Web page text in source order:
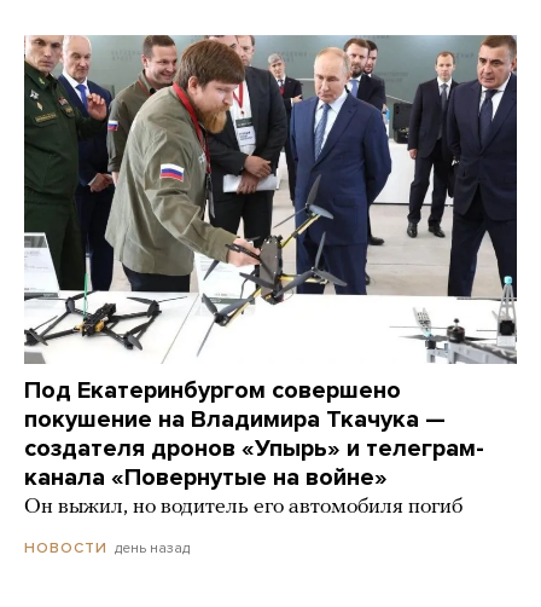
Под Екатеринбургом совершено
покушение на Владимира Ткачука —
создателя дронов «Упырь» и телеграм-
канала «Повернутые на войне»
Он выжил, но водитель его автомобиля погиб
НОВОСТИ день назад